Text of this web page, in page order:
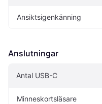
Ansiktsigenkänning
Anslutningar
Antal USB-C
Minneskortsläsare